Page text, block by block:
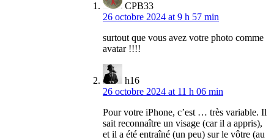
CPB33
26 octobre 2024 at 9 h 57 min
surtout que vous avez votre photo comme
avatar !!!!
h16
26 octobre 2024 at 11 h 06 min
Pour votre iPhone, c’est … très variable. Il
sait reconnaître un visage (car il a appris),
et il a été entraîné (un peu) sur le vôtre (au